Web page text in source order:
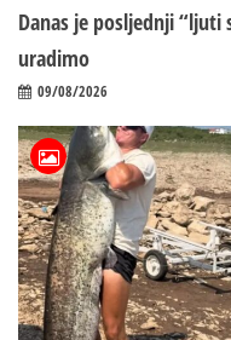
Danas je posljednji “ljuti
uradimo
09/08/2026